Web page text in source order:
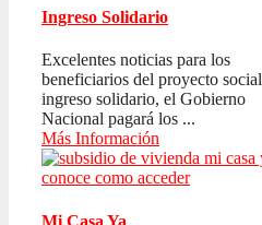
Ingreso Solidario
Excelentes noticias para los
beneficiarios del proyecto social
ingreso solidario, el Gobierno
Nacional pagará los ...
Más Información
Mi Casa Ya